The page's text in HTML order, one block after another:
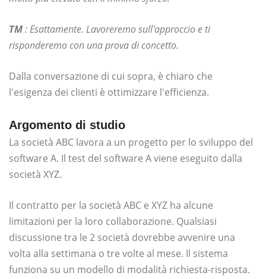
TM: Esattamente. Lavoreremo sull'approccio e ti
risponderemo con una prova di concetto.
Dalla conversazione di cui sopra, è chiaro che
l'esigenza dei clienti è ottimizzare l'efficienza.
Argomento di studio
La società ABC lavora a un progetto per lo sviluppo del
software A. Il test del software A viene eseguito dalla
società XYZ.
Il contratto per la società ABC e XYZ ha alcune
limitazioni per la loro collaborazione. Qualsiasi
discussione tra le 2 società dovrebbe avvenire una
volta alla settimana o tre volte al mese. Il sistema
funziona su un modello di modalità richiesta-risposta.